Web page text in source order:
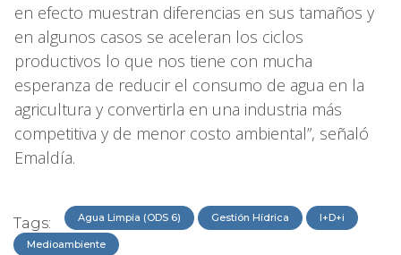
en efecto muestran diferencias en sus tamaños y
en algunos casos se aceleran los ciclos
productivos lo que nos tiene con mucha
esperanza de reducir el consumo de agua en la
agricultura y convertirla en una industria más
competitiva y de menor costo ambiental”, señaló
Emaldía.
Tags: Agua Limpia (ODS 6) Gestión Hídrica I+D+i
Medioambiente